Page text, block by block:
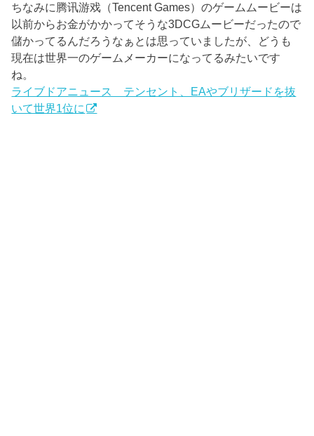
ちなみに腾讯游戏（Tencent Games）のゲームムービーは
以前からお金がかかってそうな3DCGムービーだったので
儲かってるんだろうなぁとは思っていましたが、どうも
現在は世界一のゲームメーカーになってるみたいです
ね。
ライブドアニュース テンセント、EAやブリザードを抜
いて世界1位に